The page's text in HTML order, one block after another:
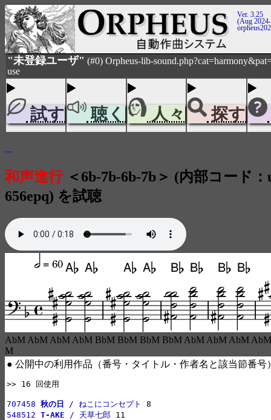
Ver. 3.25
(Aug
"未登録ユーザ" (#0) Orpheus-lib-
use
試す 聴く 人々 探す
...
和声進行＜6b-7b-6b-7b＞ (内部コード：
656epq) を試聴
AbM AbM AbM AbM BbM BbM BbM BbM AbM AbM AbM
M
● 公開中の利用作品（番号・タイトル・作者名と該当節番号
>> 16 回使用
707458 秋の日 / ねこにコンセプト
548512 T-AKE / 天草七郎